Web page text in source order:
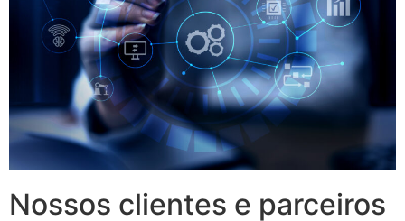
Nossos clientes e parceiros